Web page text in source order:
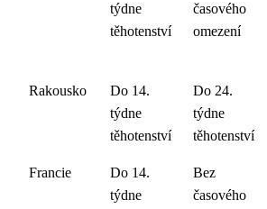
týdne
těhotenství
časového
omezení
Rakousko
Do 14.
týdne
těhotenství
Do 24.
týdne
těhotenství
Francie
Do 14.
týdne
Bez
časového